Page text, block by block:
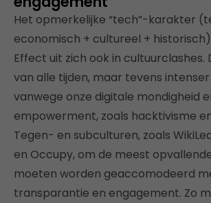
Het opmerkelijke “tech”-karakter
economisch + cultureel +
Effect uit zich ook in cultuurclashes.
van alle tijden, maar tevens
vanwege onze digitale mondigheid
empowerment, zoals hacktivisme
Tegen- en subculturen, zoals
en Occupy, om de meest
moeten worden geaccomodeerd
transparantie en engagement. Zo